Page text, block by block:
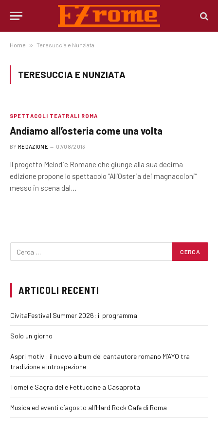
Home » Teresuccia e Nunziata
TERESUCCIA E NUNZIATA
SPETTACOLI TEATRALI ROMA
Andiamo all’osteria come una volta
BY REDAZIONE 07/08/2013
Il progetto Melodie Romane che giunge alla sua decima
edizione propone lo spettacolo “All’Osteria dei magnaccioni”
messo in scena dal…
ARTICOLI RECENTI
CivitaFestival Summer 2026: il programma
Solo un giorno
Aspri motivi: il nuovo album del cantautore romano M’AYO tra
tradizione e introspezione
Tornei e Sagra delle Fettuccine a Casaprota
Musica ed eventi d’agosto all’Hard Rock Cafe di Roma